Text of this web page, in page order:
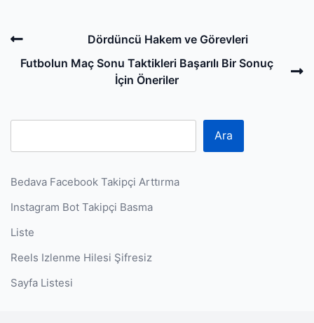
Post
navigation
Previous
Post
Dördüncü Hakem ve Görevleri
Futbolun Maç Sonu Taktikleri Başarılı Bir Sonuç
İçin Öneriler
Ara
Bedava Facebook Takipçi Arttırma
Instagram Bot Takipçi Basma
Liste
Reels Izlenme Hilesi Şifresiz
Sayfa Listesi